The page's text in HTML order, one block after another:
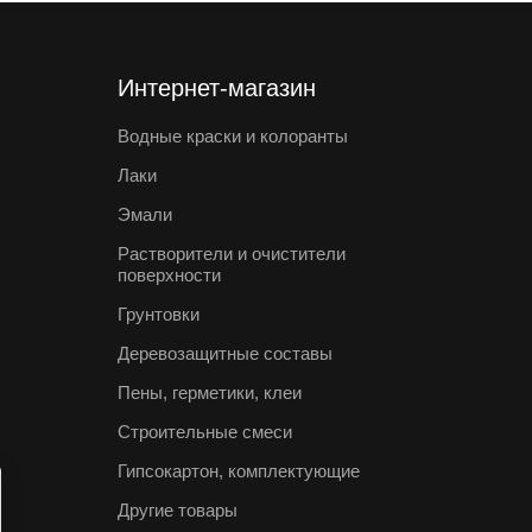
Интернет-магазин
Водные краски и колоранты
Лаки
Эмали
Растворители и очистители
поверхности
Грунтовки
Деревозащитные составы
Пены, герметики, клеи
Строительные смеси
Гипсокартон, комплектующие
Другие товары